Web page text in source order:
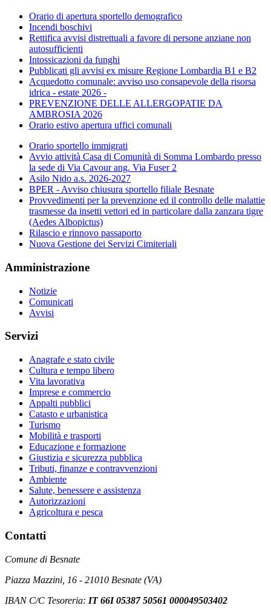
Orario di apertura sportello demografico
Incendi boschivi
Rettifica avvisi distrettuali a favore di persone anziane non
autosufficienti
Intossicazioni da funghi
Pubblicati gli avvisi ex misure Regione Lombardia B1 e B2
Acquedotto comunale: avviso uso consapevole della risorsa
idrica - estate 2026 -
PREVENZIONE DELLE ALLERGOPATIE DA
AMBROSIA 2026
Orario estivo apertura uffici comunali
Orario sportello immigrati
Avvio attività Casa di Comunità di Somma Lombardo presso
la sede di Via Cavour ang. Via Fuser 2
Asilo Nido a.s. 2026-2027
BPER - Avviso chiusura sportello filiale Besnate
Provvedimenti per la prevenzione ed il controllo delle malattie
trasmesse da insetti vettori ed in particolare dalla zanzara tigre
(Aedes Albopictus)
Rilascio e rinnovo passaporto
Nuova Gestione dei Servizi Cimiteriali
Amministrazione
Notizie
Comunicati
Avvisi
Servizi
Anagrafe e stato civile
Cultura e tempo libero
Vita lavorativa
Imprese e commercio
Appalti pubblici
Catasto e urbanistica
Turismo
Mobilità e trasporti
Educazione e formazione
Giustizia e sicurezza pubblica
Tributi, finanze e contravvenzioni
Ambiente
Salute, benessere e assistenza
Autorizzazioni
Agricoltura e pesca
Contatti
Comune di Besnate
Piazza Mazzini, 16 - 21010 Besnate (VA)
IBAN C/C Tesoreria: IT 66I 05387 50561 000049503402